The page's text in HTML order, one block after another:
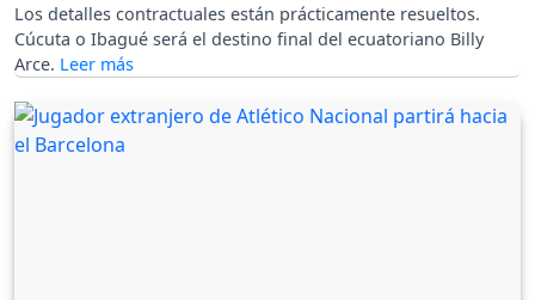
Los detalles contractuales están prácticamente resueltos.
Cúcuta o Ibagué será el destino final del ecuatoriano Billy
Arce.